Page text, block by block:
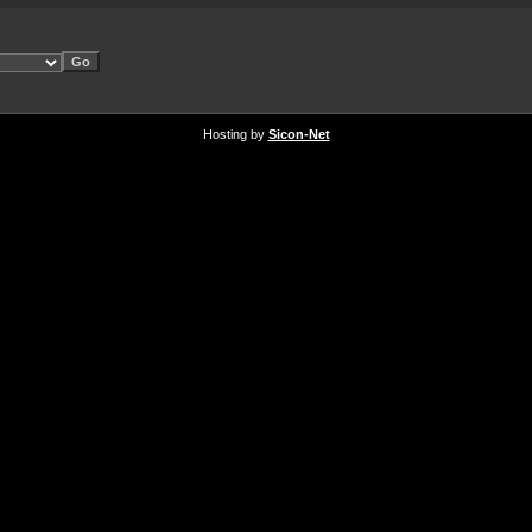
Hosting by Sicon-Net